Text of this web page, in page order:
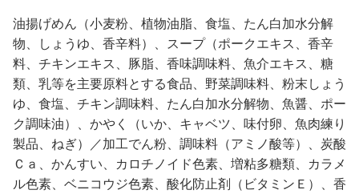
油揚げめん（小麦粉、植物油脂、食塩、たん白加水分解
物、しょうゆ、香辛料）、スープ（ポークエキス、香辛
料、チキンエキス、豚脂、香味調味料、魚介エキス、糖
類、乳等を主要原料とする食品、野菜調味料、粉末しょう
ゆ、食塩、チキン調味料、たん白加水分解物、魚醤、ポー
ク調味油）、かやく（いか、キャベツ、味付卵、魚肉練り
製品、ねぎ）／加工でん粉、調味料（アミノ酸等）、炭酸
Ｃａ、かんすい、カロチノイド色素、増粘多糖類、カラメ
ル色素、ベニコウジ色素、酸化防止剤（ビタミンＥ）、香